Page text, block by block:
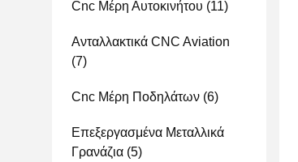
Cnc Μέρη Αυτοκινήτου (11)
Ανταλλακτικά CNC Aviation
(7)
Cnc Μέρη Ποδηλάτων (6)
Επεξεργασμένα Μεταλλικά
Γρανάζια (5)